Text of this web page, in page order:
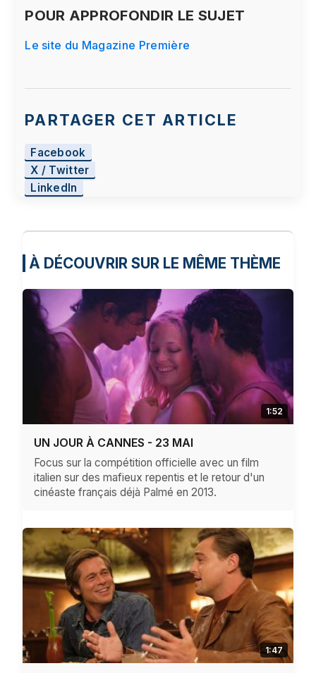
POUR APPROFONDIR LE SUJET
Le site du Magazine Première
PARTAGER CET ARTICLE
Facebook
X / Twitter
LinkedIn
À DÉCOUVRIR SUR LE MÊME THÈME
1:52
UN JOUR À CANNES - 23 MAI
Focus sur la compétition officielle avec un film
italien sur des mafieux repentis et le retour d'un
cinéaste français déjà Palmé en 2013.
1:47